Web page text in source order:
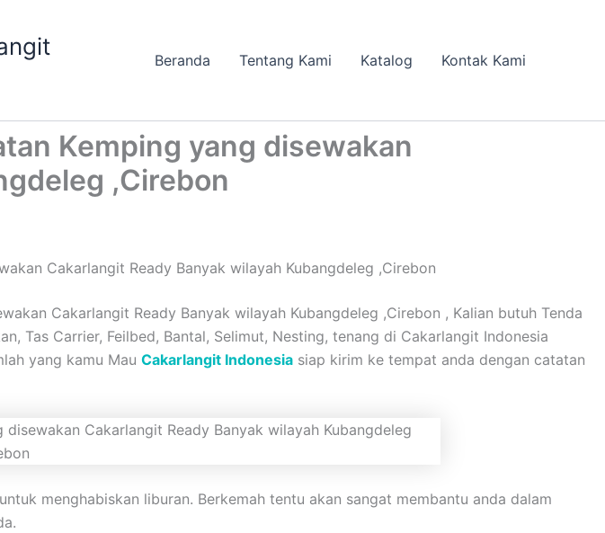
Beranda Tentang Kami Katalog Kontak Kami
Kemping yang disewakan
,Cirebon
Cakarlangit Ready Banyak wilayah Kubangdeleg ,Cirebon
Cakarlangit Ready Banyak wilayah Kubangdeleg ,Cirebon , Kalian butuh Tenda
Tas Carrier, Feilbed, Bantal, Selimut, Nesting, tenang di Cakarlangit Indonesia
yang kamu Mau Cakarlangit Indonesia siap kirim ke tempat anda dengan catatan
menghabiskan liburan. Berkemah tentu akan sangat membantu anda dalam